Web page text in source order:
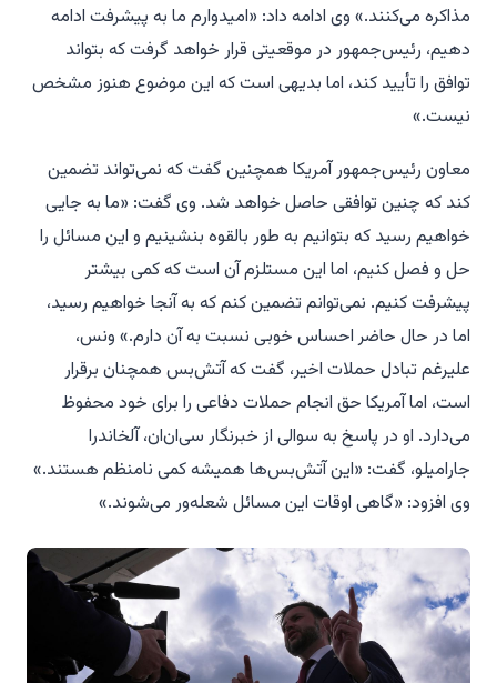
مذاکره می‌کنند.» وی ادامه داد: «امیدوارم ما به پیشرفت ادامه
دهیم، رئیس‌جمهور در موقعیتی قرار خواهد گرفت که بتواند
توافق را تأیید کند، اما بدیهی است که این موضوع هنوز مشخص
نیست.»
معاون رئیس‌جمهور آمریکا همچنین گفت که نمی‌تواند تضمین
کند که چنین توافقی حاصل خواهد شد. وی گفت: «ما به جایی
خواهیم رسید که بتوانیم به طور بالقوه بنشینیم و این مسائل را
حل و فصل کنیم، اما این مستلزم آن است که کمی بیشتر
پیشرفت کنیم. نمی‌توانم تضمین کنم که به آنجا خواهیم رسید،
اما در حال حاضر احساس خوبی نسبت به آن دارم.» ونس،
علیرغم تبادل حملات اخیر، گفت که آتش‌بس همچنان برقرار
است، اما آمریکا حق انجام حملات دفاعی را برای خود محفوظ
می‌دارد. او در پاسخ به سوالی از خبرنگار سی‌ان‌ان، آلخاندرا
جارامیلو، گفت: «این آتش‌بس‌ها همیشه کمی نامنظم هستند.»
وی افزود: «گاهی اوقات این مسائل شعله‌ور می‌شوند.»